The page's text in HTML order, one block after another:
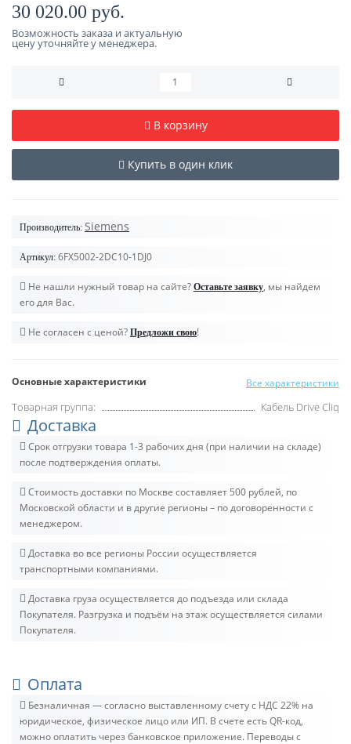
30 020.00 руб.
Возможность заказа и актуальную
цену уточняйте у менеджера.
В корзину
Купить в один клик
Производитель: Siemens
Артикул: 6FX5002-2DC10-1DJ0
Не нашли нужный товар на сайте? Оставьте заявку, мы найдем
его для Вас.
Не согласен с ценой? Предложи свою!
Основные характеристики Все характеристики
Товарная группа: Кабель Drive Cliq
Доставка
Срок отгрузки товара 1-3 рабочих дня (при наличии на складе)
после подтверждения оплаты.
Стоимость доставки по Москве составляет 500 рублей, по
Московской области и в другие регионы – по договоренности с
менеджером.
Доставка во все регионы России осуществляется
транспортными компаниями.
Доставка груза осуществляется до подъезда или склада
Покупателя. Разгрузка и подъём на этаж осуществляется силами
Покупателя.
Оплата
Безналичная — согласно выставленному счету c НДС 22% на
юридическое, физическое лицо или ИП. В счете есть QR-код,
можно оплатить через банковское приложение. Переводы с